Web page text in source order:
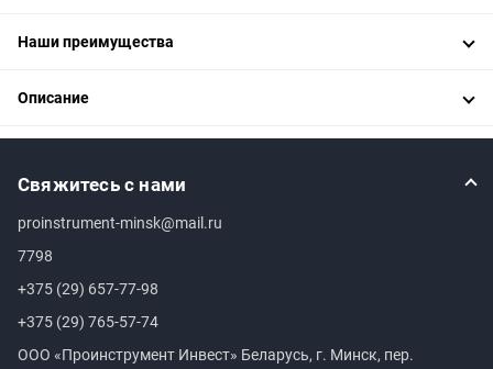
Наши преимущества
Описание
Свяжитесь с нами
proinstrument-minsk@mail.ru
7798
+375 (29) 657-77-98
+375 (29) 765-57-74
ООО «Проинструмент Инвест» Беларусь, г. Минск, пер.